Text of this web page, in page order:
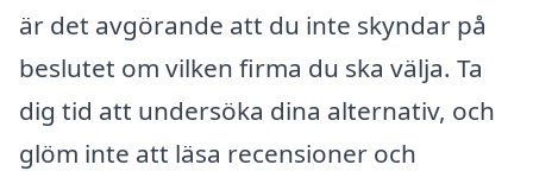
är det avgörande att du inte skyndar på
beslutet om vilken firma du ska välja. Ta
dig tid att undersöka dina alternativ, och
glöm inte att läsa recensioner och